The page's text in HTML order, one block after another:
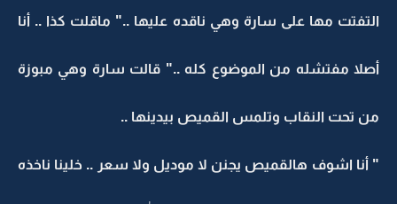
التفتت مها على سارة وهي ناقده عليها .." ماقلت كذا .. أنا
أصلا مفتشله من الموضوع كله .." قالت سارة وهي مبوزة
من تحت النقاب وتلمس القميص بيدينها ..
" أنا اشوف هالقميص يجنن لا موديل ولا سعر .. خلينا ناخذه